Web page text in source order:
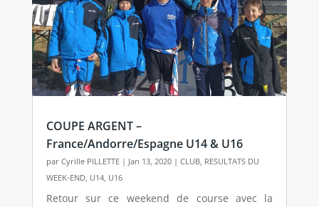
COUPE ARGENT –
France/Andorre/Espagne U14 & U16
par Cyrille PILLETTE| Jan 13, 2020| CLUB, RESULTATS DU
WEEK-END, U14, U16
Retour sur ce weekend de course avec la